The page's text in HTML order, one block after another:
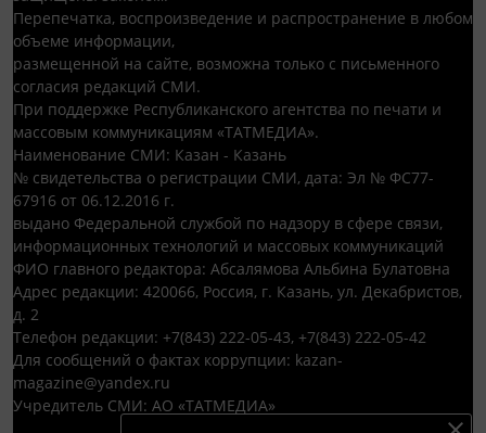
Перепечатка, воспроизведение и распространение в любом
объеме информации,
размещенной на сайте, возможна только с письменного
согласия редакций СМИ.
При поддержке Республиканского агентства по печати и
массовым коммуникациям «ТАТМЕДИА».
Наименование СМИ: Казан - Казань
№ свидетельства о регистрации СМИ, дата: Эл № ФС77-
67916 от 06.12.2016 г.
выдано Федеральной службой по надзору в сфере связи,
информационных технологий и массовых коммуникаций
ФИО главного редактора: Абсалямова Альбина Булатовна
Адрес редакции: 420066, Россия, г. Казань, ул. Декабристов,
д. 2
Телефон редакции: +7(843) 222-05-43, +7(843) 222-05-42
Для сообщений о фактах коррупции: kazan-
magazine@yandex.ru
Учредитель СМИ: АО «ТАТМЕДИА»